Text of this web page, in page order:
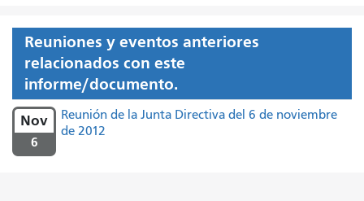
Reuniones y eventos anteriores
relacionados con este
informe/documento.
Nov
6
Reunión de la Junta Directiva del 6 de noviembre
de 2012